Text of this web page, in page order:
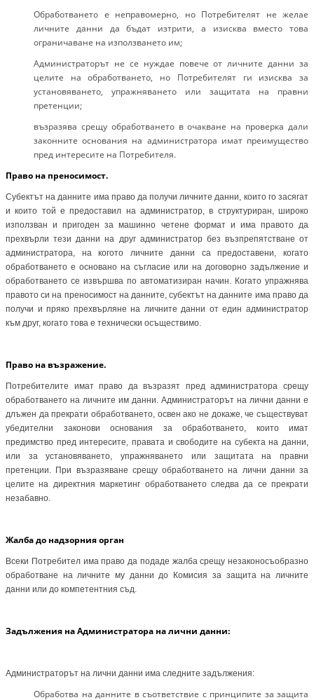
Обработването е неправомерно, но Потребителят не желае
личните данни да бъдат изтрити, а изисква вместо това
ограничаване на използването им;
Администраторът не се нуждае повече от личните данни за
целите на обработването, но Потребителят ги изисква за
установяването, упражняването или защитата на правни
претенции;
възразява срещу обработването в очакване на проверка дали
законните основания на администратора имат преимущество
пред интересите на Потребителя.
Право на преносимост.
Субектът на данните има право да получи личните данни, които го засягат
и които той е предоставил на администратор, в структуриран, широко
използван и пригоден за машинно четене формат и има правото да
прехвърли тези данни на друг администратор без възпрепятстване от
администратора, на когото личните данни са предоставени, когато
обработването е основано на съгласие или на договорно задължение и
обработването се извършва по автоматизиран начин. Когато упражнява
правото си на преносимост на данните, субектът на данните има право да
получи и пряко прехвърляне на личните данни от един администратор
към друг, когато това е технически осъществимо.
Право на възражение.
Потребителите имат право да възразят пред администратора срещу
обработването на личните им данни. Администраторът на лични данни е
длъжен да прекрати обработването, освен ако не докаже, че съществуват
убедителни законови основания за обработването, които имат
предимство пред интересите, правата и свободите на субекта на данни,
или за установяването, упражняването или защитата на правни
претенции. При възразяване срещу обработването на лични данни за
целите на директния маркетинг обработването следва да се прекрати
незабавно.
Жалба до надзорния орган
Всеки Потребител има право да подаде жалба срещу незаконосъобразно
обработване на личните му данни до Комисия за защита на личните
данни или до компетентния съд.
Задължения на Администратора на лични данни:
Администраторът на лични данни има следните задължения:
Обработва на данните в съответствие с принципите за защита